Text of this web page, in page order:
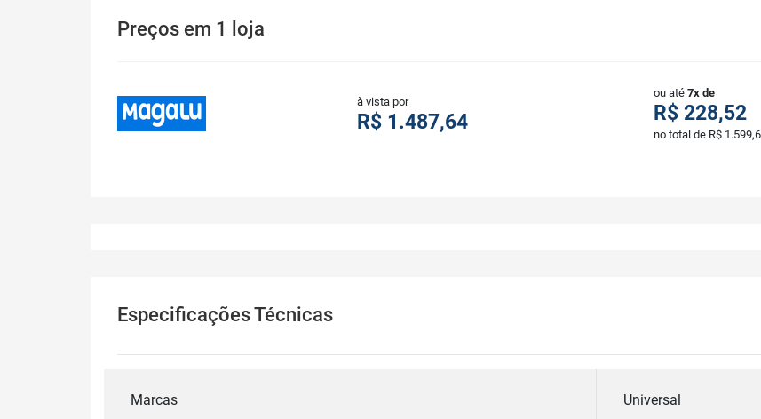
Preços em 1 loja
à vista por
R$ 1.487,64
ou até 7x de
R$ 228,52
no total de R$
Especificações Técnicas
Marcas Universal